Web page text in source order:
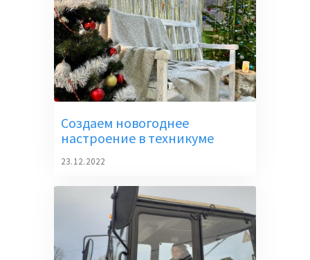
Создаем новогоднее
настроение в техникуме
23.12.2022